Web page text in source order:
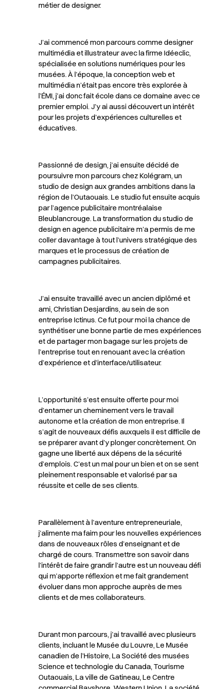
métier de designer.
J’ai commencé mon parcours comme designer
multimédia et illustrateur avec la firme Idéeclic,
spécialisée en solutions numériques pour les
musées. À l’époque, la conception web et
multimédia n’était pas encore très explorée à
l’ÉMI, j’ai donc fait école dans ce domaine avec ce
premier emploi. J’y ai aussi découvert un intérêt
pour les projets d’expériences culturelles et
éducatives.
Passionné de design, j’ai ensuite décidé de
poursuivre mon parcours chez Kolégram, un
studio de design aux grandes ambitions dans la
région de l’Outaouais. Le studio fut ensuite acquis
par l’agence publicitaire montréalaise
Bleublancrouge. La transformation du studio de
design en agence publicitaire m’a permis de me
coller davantage à tout l’univers stratégique des
marques et le processus de création de
campagnes publicitaires.
J’ai ensuite travaillé avec un ancien diplômé et
ami, Christian Desjardins, au sein de son
entreprise Ictinus. Ce fut pour moi la chance de
synthétiser une bonne partie de mes expériences
et de partager mon bagage sur les projets de
l’entreprise tout en renouant avec la création
d’expérience et d’interface/utilisateur.
L’opportunité s’est ensuite offerte pour moi
d’entamer un cheminement vers le travail
autonome et la création de mon entreprise. Il
s’agit de nouveaux défis auxquels il est difficile de
se préparer avant d’y plonger concrètement. On
gagne une liberté aux dépens de la sécurité
d’emplois. C’est un mal pour un bien et on se sent
pleinement responsable et valorisé par sa
réussite et celle de ses clients.
Parallèlement à l’aventure entrepreneuriale,
j’alimente ma faim pour les nouvelles expériences
dans de nouveaux rôles d’enseignant et de
chargé de cours. Transmettre son savoir dans
l’intérêt de faire grandir l’autre est un nouveau défi
qui m’apporte réflexion et me fait grandement
évoluer dans mon approche auprès de mes
clients et de mes collaborateurs.
Durant mon parcours, j’ai travaillé avec plusieurs
clients, incluant le Musée du Louvre, Le Musée
canadien de l’Histoire, La Société des musées
Science et technologie du Canada, Tourisme
Outaouais, La ville de Gatineau, Le Centre